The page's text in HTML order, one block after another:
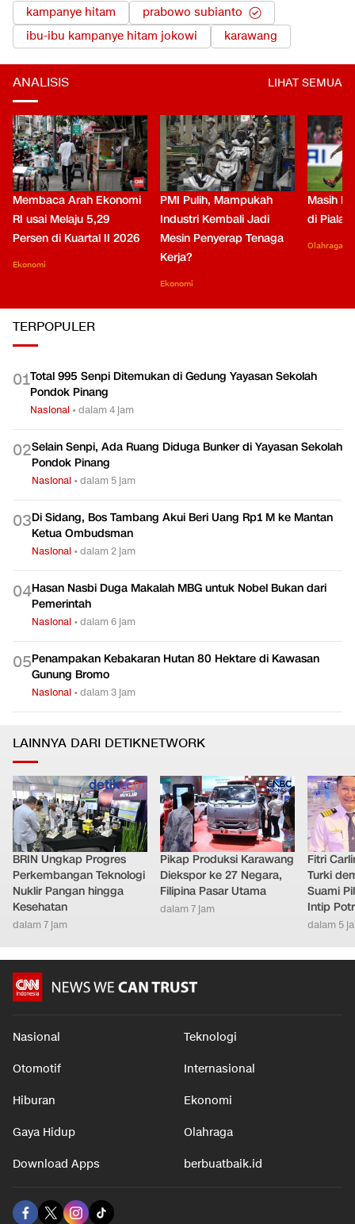
kampanye hitam
prabowo subianto
ibu-ibu kampanye hitam jokowi
karawang
ANALISIS LIHAT SEMUA
Membaca Arah Ekonomi
RI usai Melaju 5,29
Persen di Kuartal II 2026
Ekonomi
PMI Pulih, Mampukah
Industri Kembali Jadi
Mesin Penyerap Tenaga
Kerja?
Ekonomi
Masih
di Piala
Olahraga
TERPOPULER
01Total 995 Senpi Ditemukan di Gedung Yayasan Sekolah
Pondok Pinang
Nasional •dalam 4 jam
02Selain Senpi, Ada Ruang Diduga Bunker di Yayasan Sekolah
Pondok Pinang
Nasional •dalam 5 jam
03Di Sidang, Bos Tambang Akui Beri Uang Rp1 M ke Mantan
Ketua Ombudsman
Nasional •dalam 2 jam
04Hasan Nasbi Duga Makalah MBG untuk Nobel Bukan dari
Pemerintah
Nasional •dalam 6 jam
05Penampakan Kebakaran Hutan 80 Hektare di Kawasan
Gunung Bromo
Nasional •dalam 3 jam
LAINNYA DARI DETIKNETWORK
BRIN Ungkap Progres
Perkembangan Teknologi
Nuklir Pangan hingga
Kesehatan
dalam 7 jam
Pikap Produksi Karawang
Diekspor ke 27 Negara,
Filipina Pasar Utama
dalam 7 jam
Fitri
Turki
Suami
Intip
dalam 5
Nasional Teknologi
Otomotif Internasional
Hiburan Ekonomi
Gaya Hidup Olahraga
Download Apps berbuatbaik.id